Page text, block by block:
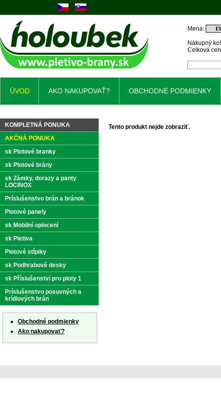
Tento produkt nejde zobraziť.
KOMPLETNÁ PONUKA
AKČNÁ PONUKA
sk Plotové branky
sk Plotové brány
sk Zámky, dorazy a panty
LOCINOX
Príslušenstvo brán a bránok
Plotové panely
sk Mobilní oplocení
sk Pletiva
Plotové stĺpiky
sk Podhrabové desky
sk Příslušenství pro ploty 1
Príslušenstvo posuvných a
krídlových brán
Obchodné podmienky
Ako nakupovať?
Nákupný
Celková
Mena:
ÚVOD AKO NAKUPOVAŤ? OBCHODNÉ PODMIENKY